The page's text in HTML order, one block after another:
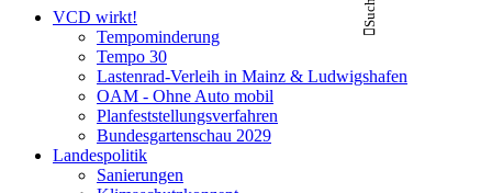
VCD wirkt!
Tempominderung
Tempo 30
Lastenrad-Verleih in Mainz & Ludwigshafen
OAM - Ohne Auto mobil
Planfeststellungsverfahren
Bundesgartenschau 2029
Landespolitik
Sanierungen